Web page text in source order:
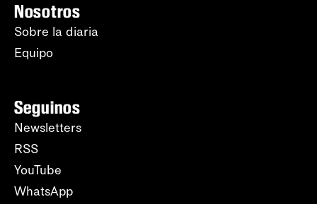
Nosotros
Sobre la diaria
Equipo
Seguinos
Newsletters
RSS
YouTube
WhatsApp